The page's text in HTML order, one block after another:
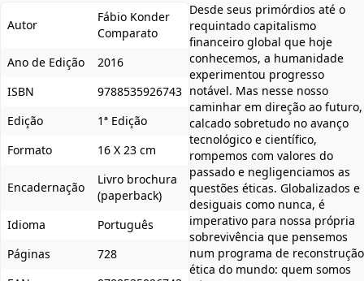
Autor
Fábio Konder
Comparato
Ano de Edição
2016
ISBN
9788535926743
Edição
1ª Edição
Formato
16 X 23 cm
Encadernação
Livro brochura
(paperback)
Idioma
Português
Páginas
728
Desde seus primórdios até o
requintado capitalismo
financeiro global que hoje
conhecemos, a humanidade
experimentou progresso
notável. Mas nesse nosso
caminhar em direção ao futuro,
calcado sobretudo no avanço
tecnológico e científico,
rompemos com valores do
passado e negligenciamos as
questões éticas. Globalizados e
desiguais como nunca, é
imperativo para nossa própria
sobrevivência que pensemos
num programa de reconstrução
ética do mundo: quem somos